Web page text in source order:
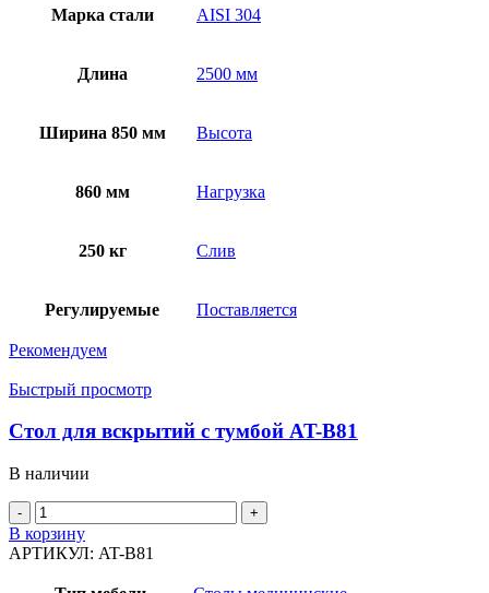
Марка стали AISI 304
Длина 2500 мм
Ширина 850 мм Высота
860 мм Нагрузка
250 кг Слив
Регулируемые Поставляется
Рекомендуем
Быстрый просмотр
Стол для вскрытий с тумбой AT-B81
В наличии
Количество
товара
Стол
вскрытий
В корзину
АРТИКУЛ: AT-B81